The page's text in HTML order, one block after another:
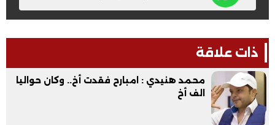
ذات علاقة
محمد هنيدي : امبارح فقدت أخ.. وكان حواليا
الف أخ